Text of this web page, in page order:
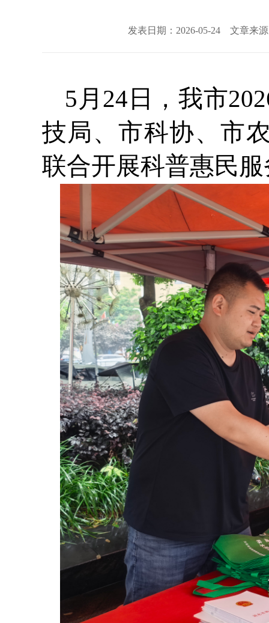
发表日期：2026-05-24 文章来
5月24日，我市
技局、市科协、市
联合开展科普惠民